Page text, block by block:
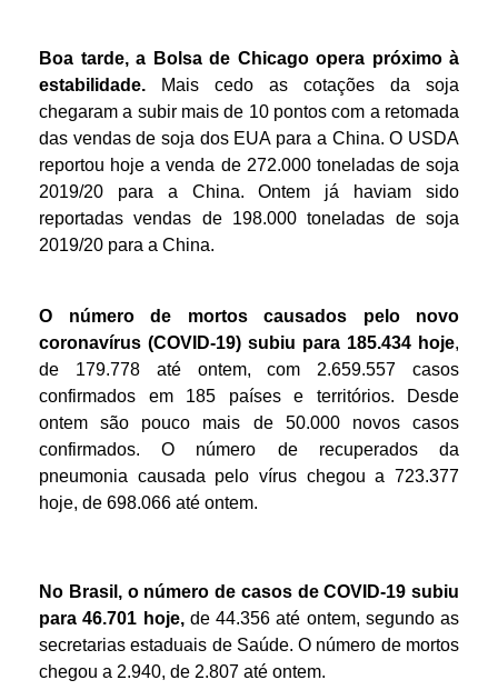
Boa tarde, a Bolsa de Chicago opera próximo à
estabilidade.
Mais cedo as cotações da soja
chegaram a subir mais de 10 pontos com a retomada
das vendas de soja dos EUA para a China. O USDA
reportou hoje a venda de 272.000 toneladas de soja
2019/20 para a China. Ontem já haviam sido
reportadas vendas de 198.000 toneladas de soja
2019/20 para a China.
O número de mortos causados pelo novo
coronavírus (COVID-19) subiu para 185.434 hoje,
de 179.778 até ontem, com 2.659.557 casos
confirmados em 185 países e territórios. Desde
ontem são pouco mais de 50.000 novos casos
confirmados. O número de recuperados da
pneumonia causada pelo vírus chegou a 723.377
hoje, de 698.066 até ontem.
No Brasil, o número de casos de COVID-19 subiu
para 46.701 hoje,de 44.356 até ontem, segundo as
secretarias estaduais de Saúde. O número de mortos
chegou a 2.940, de 2.807 até ontem.